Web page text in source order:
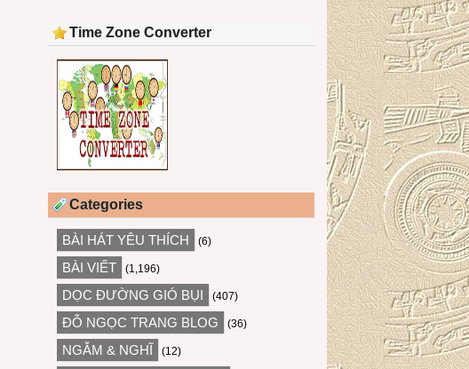
Time Zone Converter
Categories
BÀI HÁT YÊU THÍCH (6)
BÀI VIẾT (1,196)
DỌC ĐƯỜNG GIÓ BỤI (407)
ĐỖ NGỌC TRANG BLOG (36)
NGẪM & NGHĨ (12)